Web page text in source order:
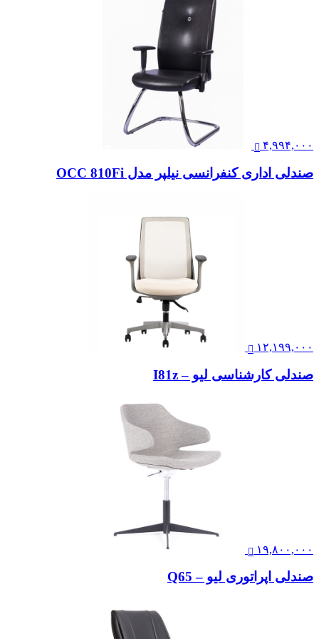
۴,۹۹۴,۰۰۰
صندلی اداری کنفرانسی نیلپر مدل OCC 810Fi
۱۲,۱۹۹,۰۰۰
صندلی کارشناسی لیو – I81z
۱۹,۸۰۰,۰۰۰
صندلی اپراتوری لیو – Q65